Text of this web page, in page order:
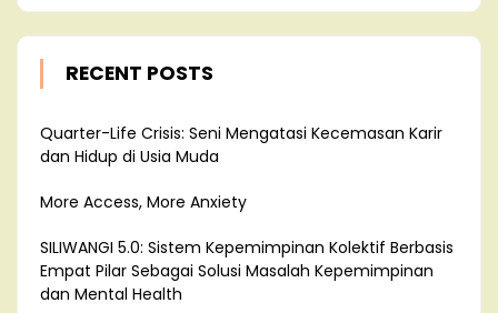
RECENT POSTS
Quarter-Life Crisis: Seni Mengatasi Kecemasan Karir
dan Hidup di Usia Muda
More Access, More Anxiety
SILIWANGI 5.0: Sistem Kepemimpinan Kolektif Berbasis
Empat Pilar Sebagai Solusi Masalah Kepemimpinan
dan Mental Health